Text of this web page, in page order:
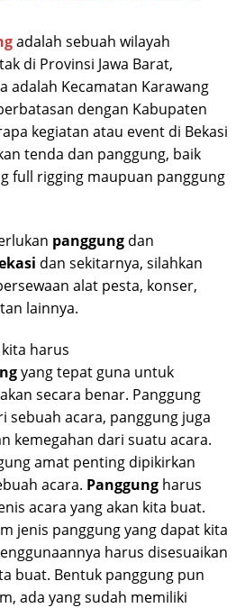
adalah sebuah wilayah
di Provinsi Jawa Barat,
adalah Kecamatan Karawang
dengan Kabupaten
kegiatan atau event di Bekasi
tenda dan panggung, baik
full rigging maupuan panggung
panggung dan
dan sekitarnya, silahkan
alat pesta, konser,
lainnya.
harus
yang tepat guna untuk
secara benar. Panggung
sebuah acara, panggung juga
kemegahan dari suatu acara.
amat penting dipikirkan
acara. Panggung harus
acara yang akan kita buat.
jenis panggung yang dapat kita
harus disesuaikan
buat. Bentuk panggung pun
ada yang sudah memiliki